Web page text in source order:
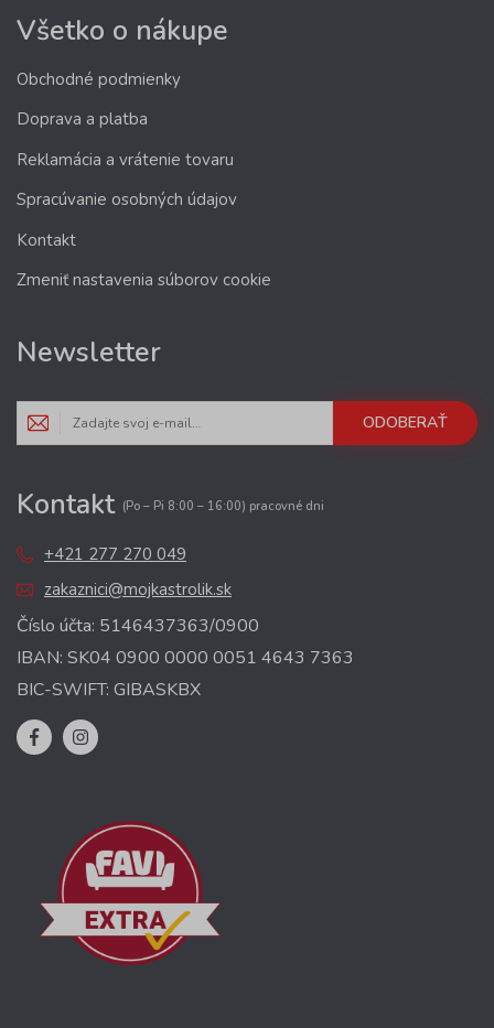
Všetko o nákupe
Obchodné podmienky
Doprava a platba
Reklamácia a vrátenie tovaru
Spracúvanie osobných údajov
Kontakt
Zmeniť nastavenia súborov cookie
Newsletter
ODOBERAŤ
Kontakt (Po – Pi 8:00 – 16:00) pracovné dni
+421 277 270 049
zakaznici@mojkastrolik.sk
Číslo účta: 5146437363/0900
IBAN: SK04 0900 0000 0051 4643 7363
BIC-SWIFT: GIBASKBX